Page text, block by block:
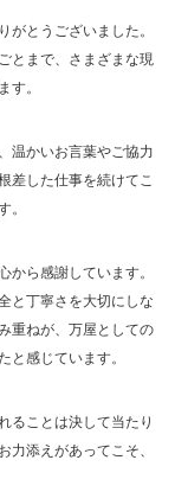
がとうございました。
とまで、さまざまな現
す。
温かいお言葉やご協力
差した仕事を続けてこ
。
から感謝しています。
と丁寧さを大切にしな
重ねが、万屋としての
と感じています。
ることは決して当たり
力添えがあってこそ、